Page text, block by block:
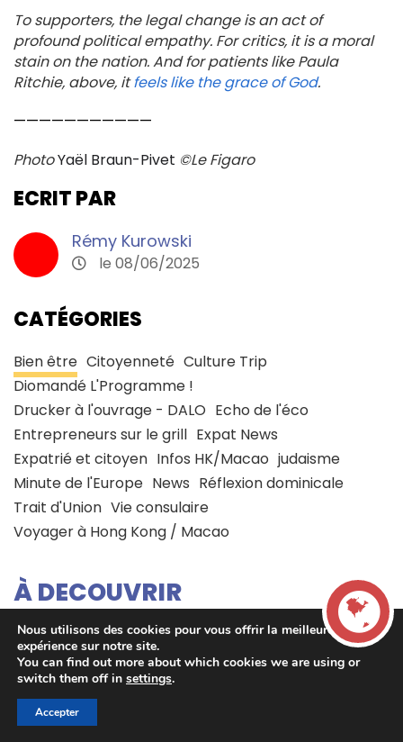
To supporters, the legal change is an act of
profound political empathy. For critics, it is a moral
stain on the nation. And for patients like Paula
Ritchie, above, itfeels like the grace of God.
———————————
PhotoYaël Braun-Pivet ©Le Figaro
ECRIT PAR
Rémy Kurowski
le 08/06/2025
CATÉGORIES
Bien être Citoyenneté Culture Trip
Diomandé L'Programme !
Drucker à l'ouvrage - DALO Echo de l'éco
Entrepreneurs sur le grill Expat News
Expatrié et citoyen Infos HK/Macao judaisme
Minute de l'Europe News Réflexion dominicale
Trait d'Union Vie consulaire
Voyager à Hong Kong / Macao
À DECOUVRIR
LIVE
Nous utilisons des cookies pour vous offrir la meilleure
expérience sur notre site.
You can find out more about which cookies we are using or
switch them off in settings.
Accepter